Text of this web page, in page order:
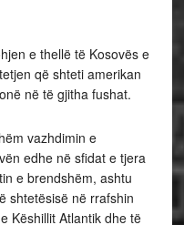
e thellë të Kosovës e
që shteti amerikan
në të gjitha fushat.
vazhdimin e
edhe në sfidat e tjera
e brendshëm, ashtu
shtetësisë në rrafshin
Këshillit Atlantik dhe të